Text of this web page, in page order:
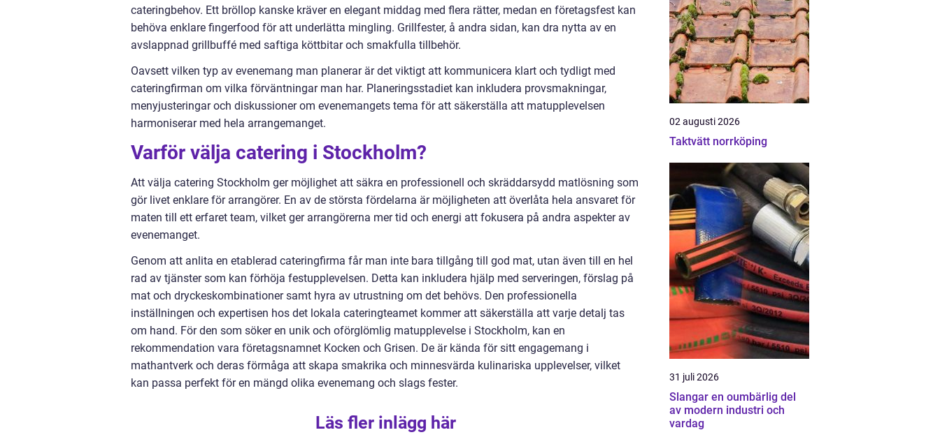
cateringbehov. Ett bröllop kanske kräver en elegant middag med flera rätter, medan en företagsfest kan
behöva enklare fingerfood för att underlätta mingling. Grillfester, å andra sidan, kan dra nytta av en
avslappnad grillbuffé med saftiga köttbitar och smakfulla tillbehör.
Oavsett vilken typ av evenemang man planerar är det viktigt att kommunicera klart och tydligt med
cateringfirman om vilka förväntningar man har. Planeringsstadiet kan inkludera provsmakningar,
menyjusteringar och diskussioner om evenemangets tema för att säkerställa att matupplevelsen
harmoniserar med hela arrangemanget.
Varför välja catering i Stockholm?
Att välja catering Stockholm ger möjlighet att säkra en professionell och skräddarsydd matlösning som
gör livet enklare för arrangörer. En av de största fördelarna är möjligheten att överlåta hela ansvaret för
maten till ett erfaret team, vilket ger arrangörerna mer tid och energi att fokusera på andra aspekter av
evenemanget.
Genom att anlita en etablerad cateringfirma får man inte bara tillgång till god mat, utan även till en hel
rad av tjänster som kan förhöja festupplevelsen. Detta kan inkludera hjälp med serveringen, förslag på
mat och dryckeskombinationer samt hyra av utrustning om det behövs. Den professionella
inställningen och expertisen hos det lokala cateringteamet kommer att säkerställa att varje detalj tas
om hand. För den som söker en unik och oförglömlig matupplevelse i Stockholm, kan en
rekommendation vara företagsnamnet Kocken och Grisen. De är kända för sitt engagemang i
mathantverk och deras förmåga att skapa smakrika och minnesvärda kulinariska upplevelser, vilket
kan passa perfekt för en mängd olika evenemang och slags fester.
Läs fler inlägg här
02 augusti 2026
Taktvätt norrköping
31 juli 2026
Slangar en oumbärlig del
av modern industri och
vardag